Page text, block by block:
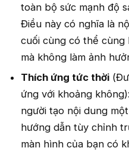
toàn bộ sức mạnh độ
Điều này có nghĩa là
cuối cùng có thể
mà không làm ảnh
Thích ứng tức thời
ứng với khoảng
người tạo nội dung
hướng dẫn tùy chỉnh
màn hình của bạn có